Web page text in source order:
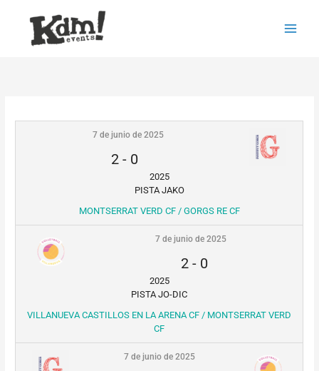
contenido
7 de junio de 2025
2- 0
2025
PISTA JAKO
MONTSERRAT VERD CF / GORGS RE CF
7 de junio de 2025
2- 0
2025
PISTA JO-DIC
VILLANUEVA CASTILLOS EN LA ARENA CF / MONTSERRAT VERD
CF
7 de junio de 2025